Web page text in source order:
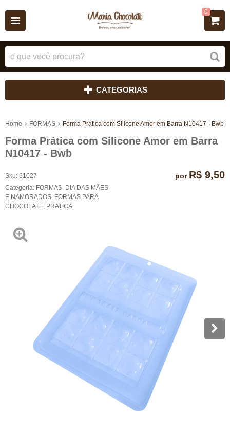
0
CATEGORIAS
Home FORMAS Forma Prática com Silicone Amor em Barra N10417 - Bwb
Forma Prática com Silicone Amor em Barra
N10417 - Bwb
Sku: 61027
Categoria: FORMAS DIA DAS MÃES
E NAMORADOS FORMAS PARA
CHOCOLATE PRATICA
por R$ 9,50